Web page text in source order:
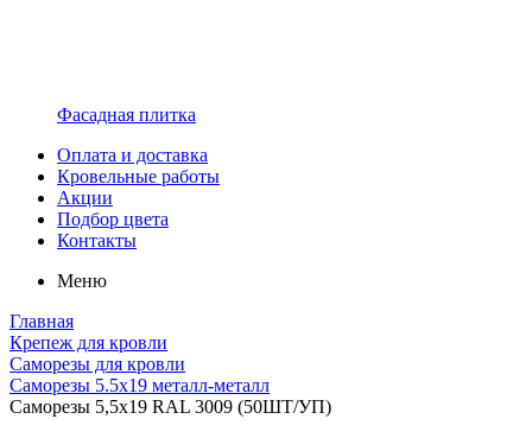
Фасадная плитка
Оплата и доставка
Кровельные работы
Акции
Подбор цвета
Контакты
Меню
Главная
Крепеж для кровли
Саморезы для кровли
Саморезы 5.5х19 металл-металл
Саморезы 5,5х19 RAL 3009 (50ШТ/УП)